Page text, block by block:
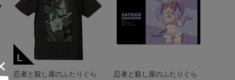
忍者と殺し屋のふたりぐら
忍者と殺し屋のふたりぐら